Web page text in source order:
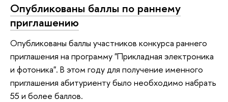
Опубликованы баллы по раннему
приглашению
Опубликованы баллы участников конкурса раннего
приглашения на программу "Прикладная электроника
и фотоника". В этом году для получение именного
приглашения абитуриенту было необходимо набрать
55 и более баллов.